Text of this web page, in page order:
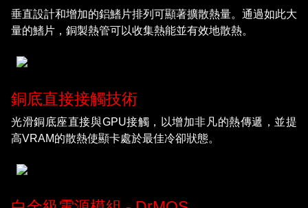
垂直設計和增加的鋁鰭片排列可顯著擴散熱量。通過如此大
量的鰭片，銅製熱管可以收集熱能並有效地散熱。
銅底直接接觸技術
光滑銅底座直接與GPU接觸，以增加非凡的熱傳遞，並提
高VRAM的散熱使顯卡處於最佳冷卻狀態。